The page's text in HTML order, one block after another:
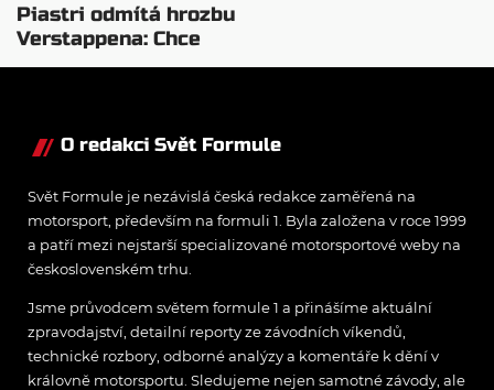
Piastri odmítá hrozbu
Verstappena: Chce
pochopit své
O redakci Svět Formule
Svět Formule je nezávislá česká redakce zaměřená na
motorsport, především na formuli 1. Byla založena v roce 1999
a patří mezi nejstarší specializované motorsportové weby na
československém trhu.
Jsme průvodcem světem formule 1 a přinášíme aktuální
zpravodajství, detailní reporty ze závodních víkendů,
technické rozbory, odborné analýzy a komentáře k dění v
královně motorsportu. Sledujeme nejen samotné závody, ale